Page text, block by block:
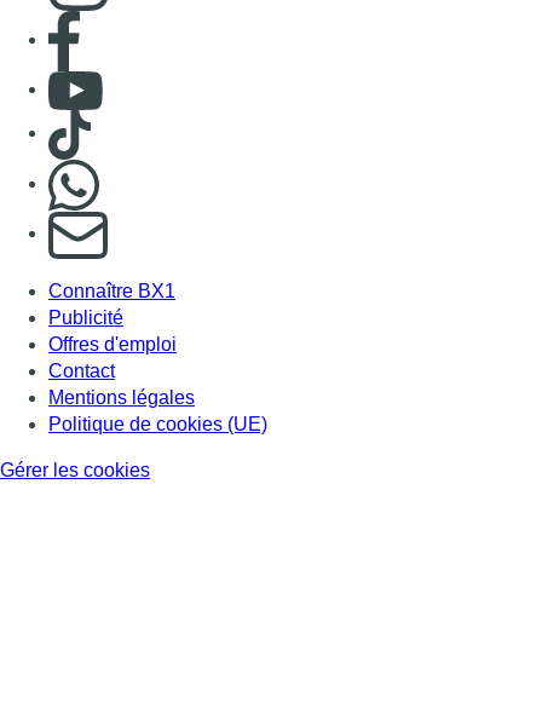
Offres d'emploi
Contact
Mentions légales
Politique de cookies (UE)
Gérer les cookies